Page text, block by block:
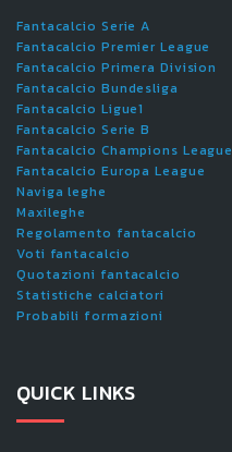
Fantacalcio Serie A
Fantacalcio Premier League
Fantacalcio Primera Division
Fantacalcio Bundesliga
Fantacalcio Ligue1
Fantacalcio Serie B
Fantacalcio Champions League
Fantacalcio Europa League
Naviga leghe
Maxileghe
Regolamento fantacalcio
Voti fantacalcio
Quotazioni fantacalcio
Statistiche calciatori
Probabili formazioni
QUICK LINKS